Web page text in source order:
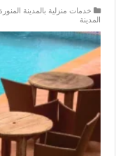
خدمات منزلية بالمدينة
المدينة